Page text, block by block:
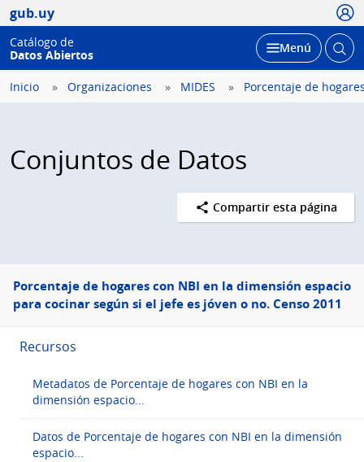
gub.uy
Catálogo de
Datos Abiertos
Desplegar
Menú Abrir
Inicio Organizaciones MIDES Porcentaje de
Conjuntos de Datos
Compartir esta página
Menú
lateral
Porcentaje de hogares con NBI en la dimensión espacio
para cocinar según si el jefe es jóven o no. Censo 2011
Recursos
Metadatos de Porcentaje de hogares con NBI en la
dimensión espacio...
Datos de Porcentaje de hogares con NBI en la dimensión
espacio...